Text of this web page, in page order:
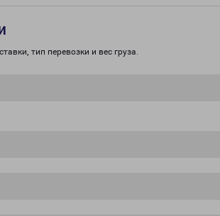
тип перевозки и вес груза.